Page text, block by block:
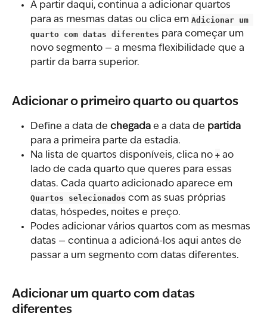
A partir daqui, continua a adicionar quartos
para as mesmas datas ou clica em Adicionar um
quarto com datas diferentes para começar um
novo segmento — a mesma flexibilidade que a
partir da barra superior.
Adicionar o primeiro quarto ou quartos
Define a data de chegada e a data de partida
para a primeira parte da estadia.
Na lista de quartos disponíveis, clica no + ao
lado de cada quarto que queres para essas
datas. Cada quarto adicionado aparece em
Quartos selecionados com as suas próprias
datas, hóspedes, noites e preço.
Podes adicionar vários quartos com as mesmas
datas — continua a adicioná-los aqui antes de
passar a um segmento com datas diferentes.
Adicionar um quarto com datas
diferentes